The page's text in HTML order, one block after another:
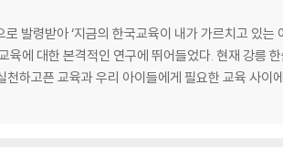
발령받아 ‘지금의 한국교육이 내가 가르치고 있는
에 대한 본격적인 연구에 뛰어들었다. 현재 강릉
하고픈 교육과 우리 아이들에게 필요한 교육 사이